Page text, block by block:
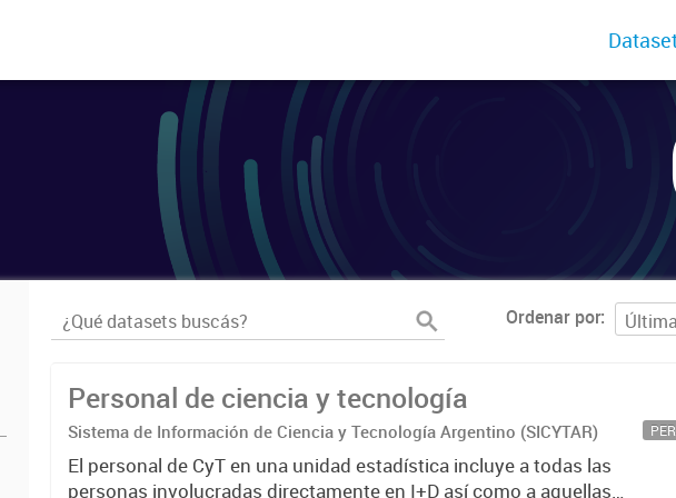
Ordenar por
Personal de ciencia y tecnología
Sistema de Información de Ciencia y Tecnología Argentino (SICYTAR)
El personal de CyT en una unidad estadística incluye a todas las
personas involucradas directamente en I+D así como a aquellas